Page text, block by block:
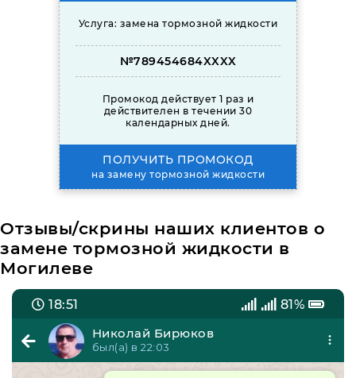
Услуга: замена тормозной жидкости
№789454684XXXX
Промокод действует 1 раз и
действителен в течении 30
календарных дней.
ПОЛУЧИТЬ ПРОМОКОД
на замену тормозной жидкости
Отзывы/скрины наших клиентов о
замене тормозной жидкости в
Могилеве
18:51
81%
Николай Бирюков
был(а) в 22:03